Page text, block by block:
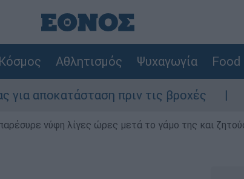
Κόσμος Αθλητισμός Ψυχαγωγία Food
πριν τις βροχές
νύφη λίγες ώρες μετά το γάμο της και